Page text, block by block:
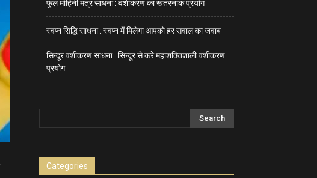
फुल मोहिनी मंत्र साधना : वशीकरण का खतरनाक प्रयोग
स्वप्न सिद्धि साधना : स्वप्न में मिलेगा आपको हर सवाल का जवाब
सिन्दूर वशीकरण साधना : सिन्दूर से करे महाशक्तिशाली वशीकरण
प्रयोग
Categories